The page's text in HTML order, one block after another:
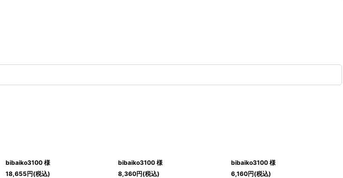
bibaiko3100 様
18,655円(税込)
bibaiko3100 様
8,360円(税込)
bibaiko3100 様
6,160円(税込)